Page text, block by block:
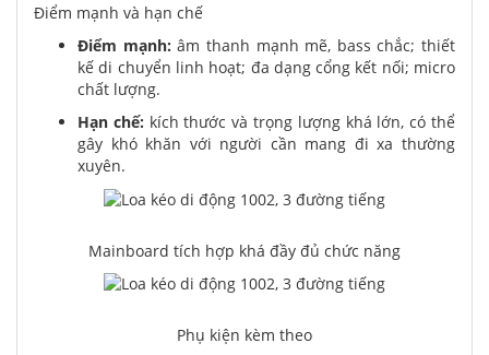
Điểm mạnh và hạn chế
Điểm mạnh: âm thanh mạnh mẽ, bass chắc; thiết
kế di chuyển linh hoạt; đa dạng cổng kết nối; micro
chất lượng.
Hạn chế: kích thước và trọng lượng khá lớn, có thể
gây khó khăn với người cần mang đi xa thường
xuyên.
Mainboard tích hợp khá đầy đủ chức năng
Phụ kiện kèm theo